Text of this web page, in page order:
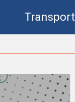
Transport